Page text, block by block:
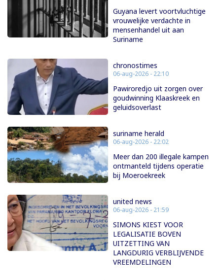
Guyana levert voortvluchtige
vrouwelijke verdachte in
mensenhandel uit aan
Suriname
chronostimes
06-aug-2026 - 22:10
Pawiroredjo uit zorgen over
goudwinning Klaaskreek en
geluidsoverlast
suriname herald
06-aug-2026 - 22:02
Meer dan 200 illegale kampen
ontmanteld tijdens operatie
bij Moeroekreek
united news
06-aug-2026 - 21:59
SIMONS KIEST VOOR
LEGALISATIE BOVEN
UITZETTING VAN
LANGDURIG VERBLIJVENDE
VREEMDELINGEN